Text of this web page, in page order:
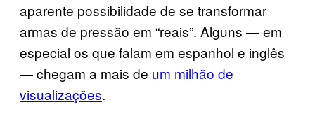
aparente possibilidade de se transformar
armas de pressão em “reais”. Alguns — em
especial os que falam em espanhol e inglês
— chegam a mais de um milhão de
visualizações.